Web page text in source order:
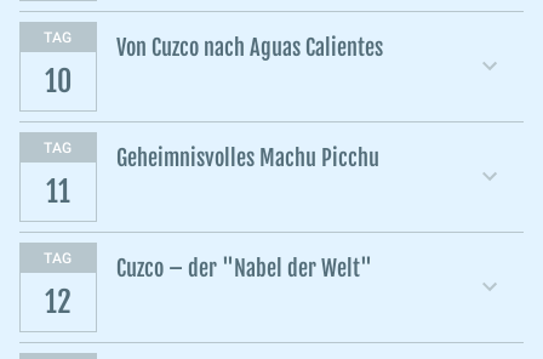
TAG
10
Von Cuzco nach Aguas Calientes
TAG
11
Geheimnisvolles Machu Picchu
TAG
12
Cuzco – der "Nabel der Welt"